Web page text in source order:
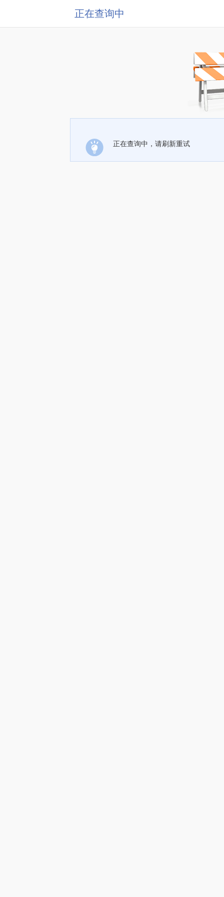
正在查询中
正在查询中，请刷新重试